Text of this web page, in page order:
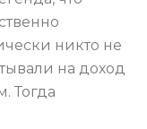
никто не
на доход
Тогда